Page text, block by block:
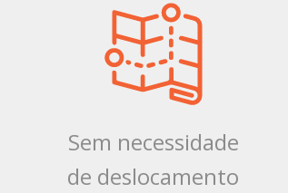
Sem necessidade
de deslocamento